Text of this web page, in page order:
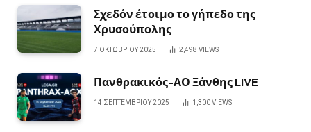
Σχεδόν έτοιμο το γήπεδο της
Χρυσούπολης
7 ΟΚΤΩΒΡΊΟΥ 2025 2,498 VIEWS
Πανθρακικός-ΑΟ Ξάνθης LIVE
14 ΣΕΠΤΕΜΒΡΊΟΥ 2025 1,300VIEWS